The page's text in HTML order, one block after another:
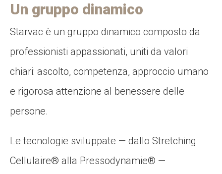
Un gruppo dinamico
Starvac è un gruppo dinamico composto da
professionisti appassionati, uniti da valori
chiari: ascolto, competenza, approccio umano
e rigorosa attenzione al benessere delle
persone.
Le tecnologie sviluppate — dallo Stretching
Cellulaire® alla Pressodynamie® —